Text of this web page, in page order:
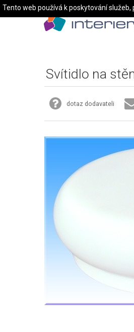
Svítidlo na
dotaz dodavateli
Tento web používá k poskytování